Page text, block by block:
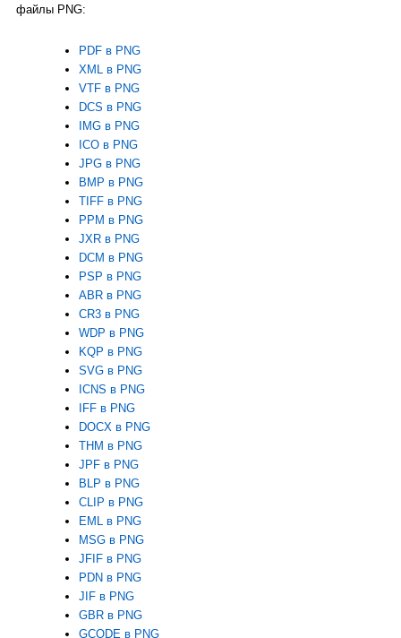
файлы PNG:
PDF в PNG
XML в PNG
VTF в PNG
DCS в PNG
IMG в PNG
ICO в PNG
JPG в PNG
BMP в PNG
TIFF в PNG
PPM в PNG
JXR в PNG
DCM в PNG
PSP в PNG
ABR в PNG
CR3 в PNG
WDP в PNG
KQP в PNG
SVG в PNG
ICNS в PNG
IFF в PNG
DOCX в PNG
THM в PNG
JPF в PNG
BLP в PNG
CLIP в PNG
EML в PNG
MSG в PNG
JFIF в PNG
PDN в PNG
JIF в PNG
GBR в PNG
GCODE в PNG